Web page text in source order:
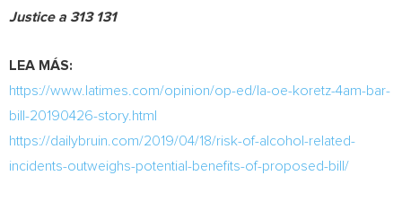
Justice a 313 131
LEA MÁS:
https://www.latimes.com/opinion/op-ed/la-oe-koretz-4am-bar-
bill-20190426-story.html
https://dailybruin.com/2019/04/18/risk-of-alcohol-related-
incidents-outweighs-potential-benefits-of-proposed-bill/